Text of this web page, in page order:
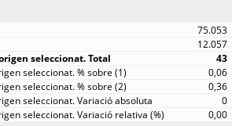
75.053
12.057
43
0,06
0,36
0
0,00